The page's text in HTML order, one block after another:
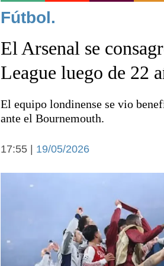
Noticias
Deportes
Economía y campo
Fútbol.
El Arsenal se
League luego de 22
El equipo londinense se vio
ante el Bournemouth.
17:55 | 19/05/2026